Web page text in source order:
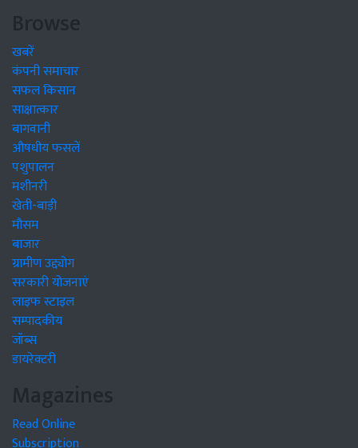
Browse
खबरें
कंपनी समाचार
सफल किसान
साक्षात्कार
बागवानी
औषधीय फसलें
पशुपालन
मशीनरी
खेती-बाड़ी
मौसम
बाजार
ग्रामीण उद्द्योग
सरकारी योजनाएं
लाइफ स्टाइल
सम्पादकीय
जॉब्स
डायरेक्टरी
Magazines
Read Online